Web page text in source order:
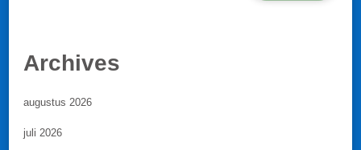
Archives
augustus 2026
juli 2026